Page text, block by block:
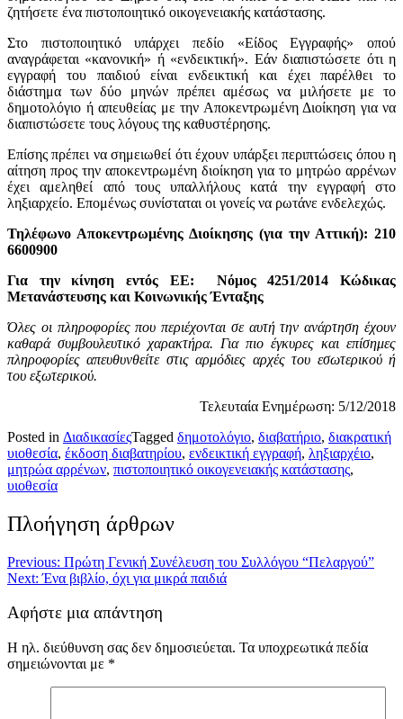
ζητήσετε ένα πιστοποιητικό οικογενειακής κατάστασης.
Στο πιστοποιητικό υπάρχει πεδίο «Είδος Εγγραφής» οπού
αναγράφεται «κανονική» ή «ενδεικτική». Εάν διαπιστώσετε ότι η
εγγραφή του παιδιού είναι ενδεικτική και έχει παρέλθει το
διάστημα των δύο μηνών πρέπει αμέσως να μιλήσετε με το
δημοτολόγιο ή απευθείας με την Αποκεντρωμένη Διοίκηση για να
διαπιστώσετε τους λόγους της καθυστέρησης.
Επίσης πρέπει να σημειωθεί ότι έχουν υπάρξει περιπτώσεις όπου η
αίτηση προς την αποκεντρωμένη διοίκηση για το μητρώο αρρένων
έχει αμεληθεί από τους υπαλλήλους κατά την εγγραφή στο
ληξιαρχείο. Επομένως συνίσταται οι γονείς να ρωτάνε ενδελεχώς.
Τηλέφωνο Αποκεντρωμένης Διοίκησης (για την Αττική): 210
6600900
Για την κίνηση εντός ΕΕ: Νόμος 4251/2014 Κώδικας
Μετανάστευσης και Κοινωνικής Ένταξης
Όλες οι πληροφορίες που περιέχονται σε αυτή την ανάρτηση έχουν
καθαρά συμβουλευτικό χαρακτήρα. Για πιο έγκυρες και επίσημες
πληροφορίες απευθυνθείτε στις αρμόδιες αρχές του εσωτερικού ή
του εξωτερικού.
Τελευταία Ενημέρωση: 5/12/2018
Posted in ΔιαδικασίεςTagged δημοτολόγιο, διαβατήριο, διακρατική
υιοθεσία, έκδοση διαβατηρίου, ενδεικτική εγγραφή, ληξιαρχέιο,
μητρώα αρρένων, πιστοποιητικό οικογενειακής κατάστασης,
υιοθεσία
Πλοήγηση άρθρων
Previous: Πρώτη Γενική Συνέλευση του Συλλόγου “Πελαργού”
Next: Ένα βιβλίο, όχι για μικρά παιδιά
Αφήστε μια απάντηση
Η ηλ. διεύθυνση σας δεν δημοσιεύεται. Τα υποχρεωτικά πεδία
σημειώνονται με *